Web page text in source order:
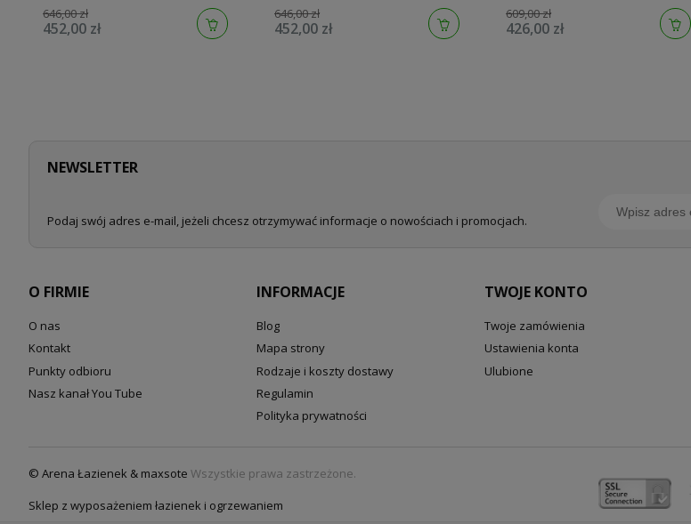
646,00 zł
452,00 zł
646,00 zł
452,00 zł
609,00 zł
426,00 zł
NEWSLETTER
Podaj swój adres e-mail, jeżeli chcesz otrzymywać informacje o nowościach i promocjach.
O FIRMIE
O nas
Kontakt
Punkty odbioru
Nasz kanał You Tube
INFORMACJE
Blog
Mapa strony
Rodzaje i koszty dostawy
Regulamin
Polityka prywatności
TWOJE KONTO
Twoje zamówienia
Ustawienia konta
Ulubione
© Arena Łazienek & maxsote Wszystkie prawa zastrzeżone.
Sklep z wyposażeniem łazienek i ogrzewaniem